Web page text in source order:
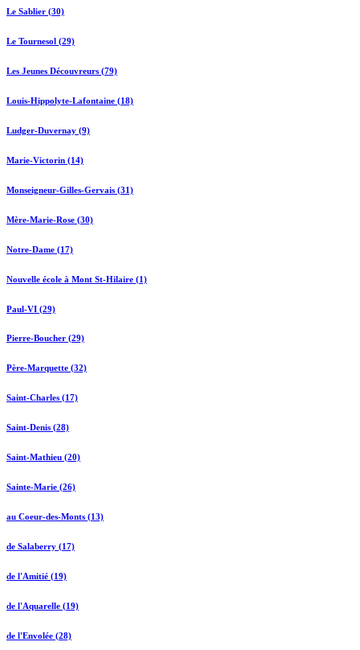
Le Sablier (30)
Le Tournesol (29)
Les Jeunes Découvreurs (79)
Louis-Hippolyte-Lafontaine (18)
Ludger-Duvernay (9)
Marie-Victorin (14)
Monseigneur-Gilles-Gervais (31)
Mère-Marie-Rose (30)
Notre-Dame (17)
Nouvelle école à Mont St-Hilaire (1)
Paul-VI (29)
Pierre-Boucher (29)
Père-Marquette (32)
Saint-Charles (17)
Saint-Denis (28)
Saint-Mathieu (20)
Sainte-Marie (26)
au Coeur-des-Monts (13)
de Salaberry (17)
de l'Amitié (19)
de l'Aquarelle (19)
de l'Envolée (28)